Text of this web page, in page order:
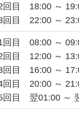
回目 18:00 ～
回目 22:00 ～
回目 08:00 ～
回目 12:00 ～
回目 16:00 ～
回目 20:00 ～
回目 翌01:00 ～